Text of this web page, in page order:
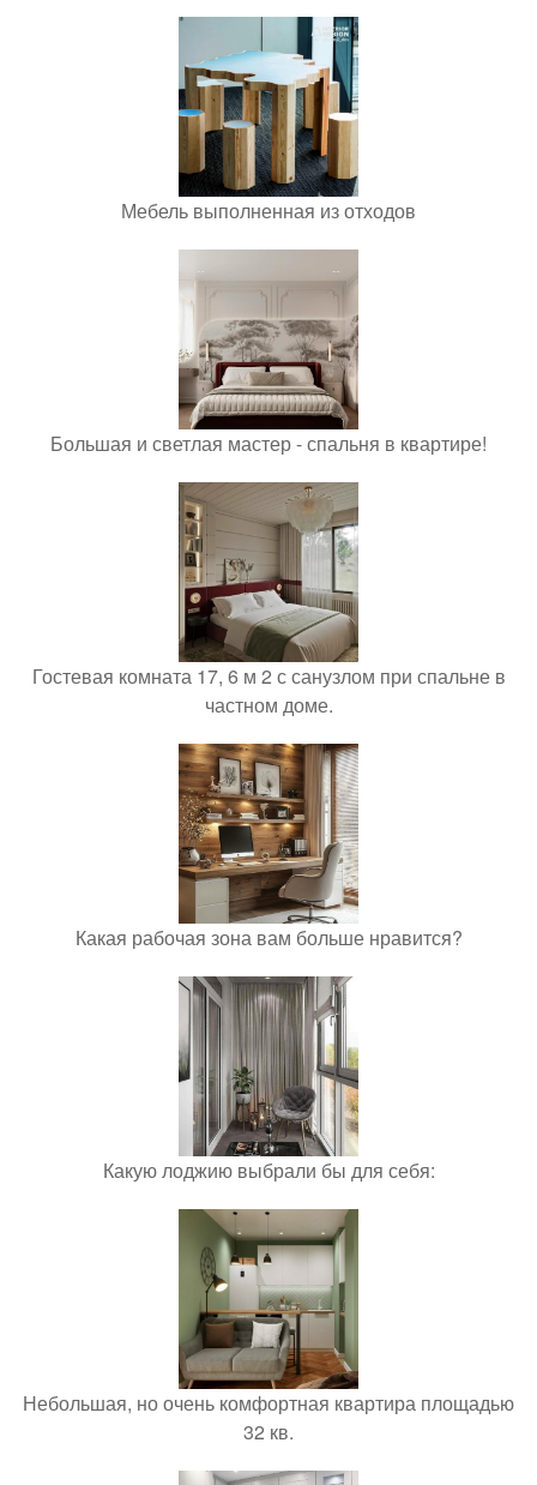
Мебель выполненная из отходов
Большая и светлая мастер - спальня в квартире!
Гостевая комната 17, 6 м 2 с санузлом при спальне в
частном доме.
Какая рабочая зона вам больше нравится?
Какую лоджию выбрали бы для себя:
Небольшая, но очень комфортная квартира площадью
32 кв.